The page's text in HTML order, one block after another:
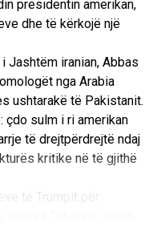
presidentin amerikan,
dhe të kërkojë një
Jashtëm iranian, Abbas
nga Arabia
ushtarakë të Pakistanit.
çdo sulm i ri amerikan
të drejtpërdrejtë ndaj
kritike në të gjithë